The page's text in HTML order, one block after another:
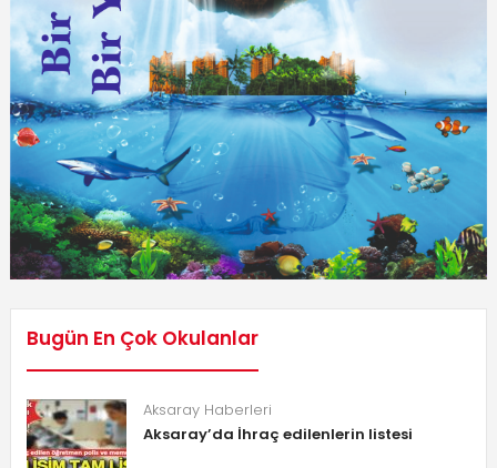
Bugün En Çok Okulanlar
Aksaray Haberleri
Aksaray’da İhraç edilenlerin listesi